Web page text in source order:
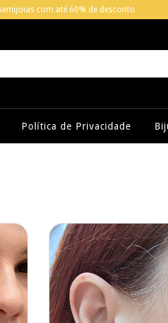
com até 60% de desconto
Política de Privacidade